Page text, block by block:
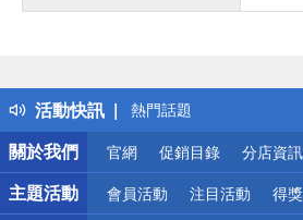
活動快訊
得獎公告
熱門話題
銀行優惠
偏遠地區配送
詐騙網頁！請小心！
關於我們
官網 促銷目錄 分店資訊
主題活動 會員活動 注目活動 得